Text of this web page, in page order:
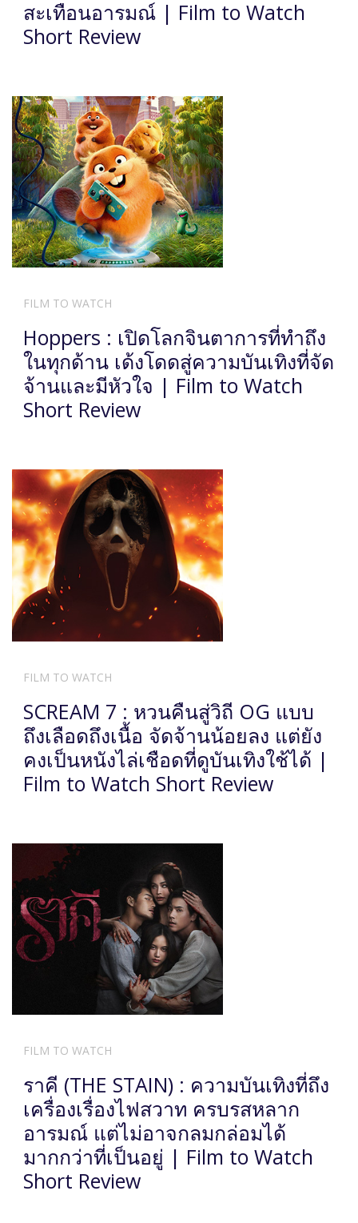
สะเทือนอารมณ์ | Film to Watch
Short Review
FILM TO WATCH
Hoppers : เปิดโลกจินตาการที่ทำถึง
ในทุกด้าน เด้งโดดสู่ความบันเทิงที่จัด
จ้านและมีหัวใจ | Film to Watch
Short Review
FILM TO WATCH
SCREAM 7 : หวนคืนสู่วิถี OG แบบ
ถึงเลือดถึงเนื้อ จัดจ้านน้อยลง แต่ยัง
คงเป็นหนังไล่เชือดที่ดูบันเทิงใช้ได้ |
Film to Watch Short Review
FILM TO WATCH
ราคี (THE STAIN) : ความบันเทิงที่ถึง
เครื่องเรื่องไฟสวาท ครบรสหลาก
อารมณ์ แต่ไม่อาจกลมกล่อมได้
มากกว่าที่เป็นอยู่ | Film to Watch
Short Review